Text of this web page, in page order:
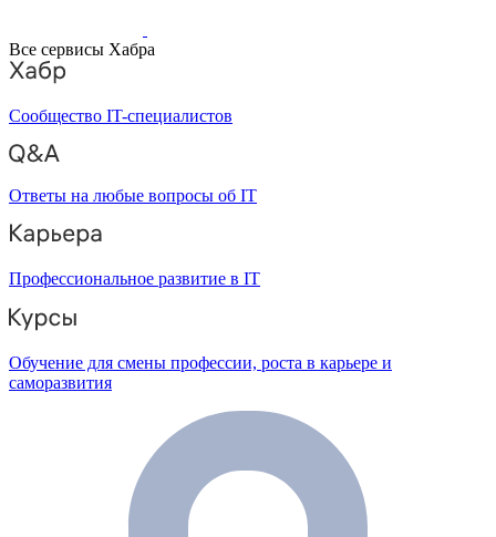
Все сервисы Хабра
Сообщество IT-специалистов
Ответы на любые вопросы об IT
Профессиональное развитие в IT
Обучение для смены профессии, роста в карьере и
саморазвития